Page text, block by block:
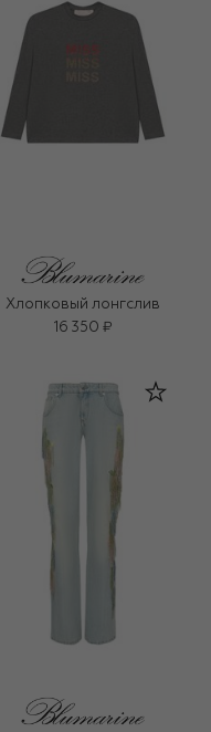
Хлопковый лонгслив
16 350 ₽